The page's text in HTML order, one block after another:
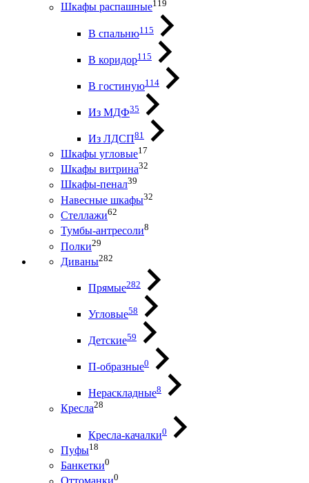
Шкафы распашные119
В спальню115
В коридор115
В гостиную114
Из МДФ35
Из ЛДСП81
Шкафы угловые17
Шкафы витрина32
Шкафы-пенал39
Навесные шкафы32
Стеллажи62
Тумбы-антресоли8
Полки29
Диваны282
Прямые282
Угловые58
Детские59
П-образные0
Нераскладные8
Кресла28
Кресла-качалки0
Пуфы18
Банкетки0
0